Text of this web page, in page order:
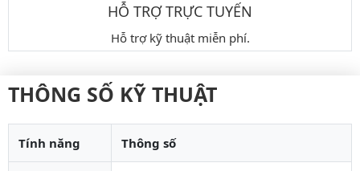
HỖ TRỢ TRỰC TUYẾN
Hỗ trợ kỹ thuật miễn phí.
THÔNG SỐ KỸ THUẬT
Tính năng Thông số